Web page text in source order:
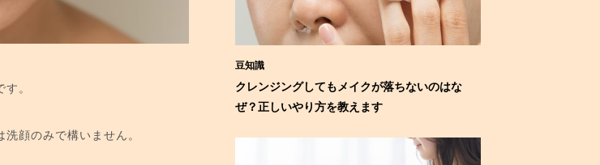
。
顔のみで構いません。
豆知識
クレンジングしてもメイクが落ちないのはな
ぜ？正しいやり方を教えます